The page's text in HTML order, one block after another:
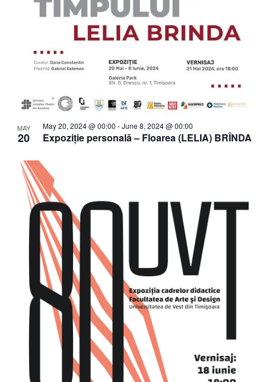
MAY
20 Expoziție personală – Floarea (LELIA) BRÎNDA
May 20, 2024 @ 00:00 -June 8, 2024 @ 00:00